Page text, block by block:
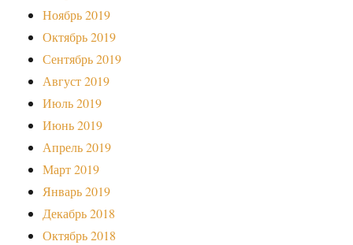
Ноябрь 2019
Октябрь 2019
Сентябрь 2019
Август 2019
Июль 2019
Июнь 2019
Апрель 2019
Март 2019
Январь 2019
Декабрь 2018
Октябрь 2018